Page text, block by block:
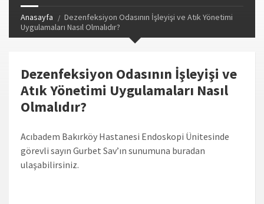
Anasayfa
Dezenfeksiyon Odasının İşleyişi ve Atık Yönetimi
Uygulamaları Nasıl Olmalıdır?
Dezenfeksiyon Odasının İşleyişi ve
Atık Yönetimi Uygulamaları Nasıl
Olmalıdır?
Acıbadem Bakırköy Hastanesi Endoskopi Ünitesinde
görevli sayın Gurbet Sav’ın sunumuna buradan
ulaşabilirsiniz.